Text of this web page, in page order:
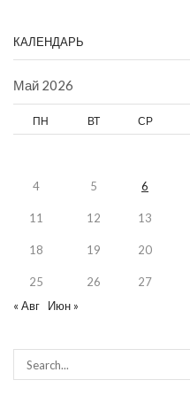
КАЛЕНДАРЬ
Май 2026
ПН ВТ СР
4 5 6
11 12 13
18 19 20
25 26 27
« Авг
Июн »